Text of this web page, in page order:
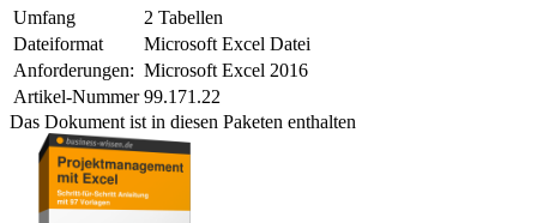
Umfang
2 Tabellen
Dateiformat
Microsoft Excel Datei
Anforderungen: Microsoft Excel 2016
Artikel-Nummer 99.171.22
Das Dokument ist in diesen Paketen enthalten